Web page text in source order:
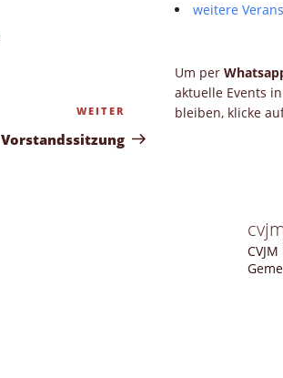
Nächster
Beitrag
WEITER
Vorstandssitzung
weitere
Um per
aktuelle Events
bleiben, klicke